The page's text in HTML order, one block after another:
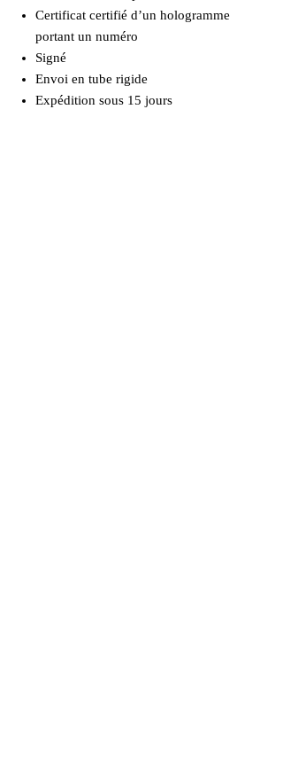
Certificat certifié d’un hologramme
portant un numéro
Signé
Envoi en tube rigide
Expédition sous 15 jours